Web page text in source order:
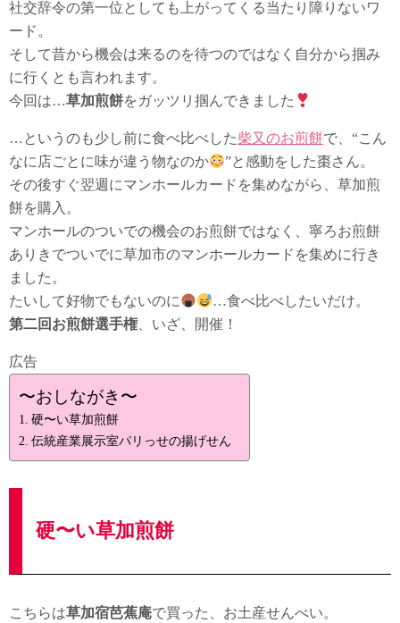
社交辞令の第一位としても上がってくる当たり障りないワ
ード。
そして昔から機会は来るのを待つのではなく自分から掴み
に行くとも言われます。
今回は…草加煎餅をガッツリ掴んできました
…というのも少し前に食べ比べした柴又のお煎餅で、“こん
なに店ごとに味が違う物なのか
”と感動をした棗さん。
その後すぐ翌週にマンホールカードを集めながら、草加煎
餅を購入。
マンホールのついでの機会のお煎餅ではなく、寧ろお煎餅
ありきでついでに草加市のマンホールカードを集めに行き
ました。
たいして好物でもないのに
…食べ比べしたいだけ。
第二回お煎餅選手権、いざ、開催！
広告
〜おしながき〜
硬〜い草加煎餅
伝統産業展示室パリっせの揚げせん
硬〜い草加煎餅
こちらは草加宿芭蕉庵で買った、お土産せんべい。